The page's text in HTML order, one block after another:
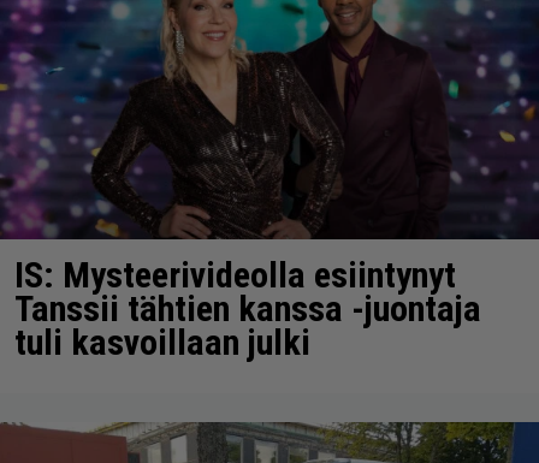
IS: Mysteerivideolla esiintynyt
Tanssii tähtien kanssa -juontaja
tuli kasvoillaan julki